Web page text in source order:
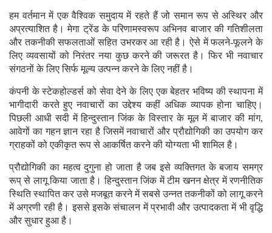
हम वर्तमान में एक वैश्विक समुदाय में रहते हैं जो समान रूप से अस्थिर और
अप्रत्याशित है। मेगा ट्रेंड के परिणामस्वरूप अभिनव बाजार की गतिशीलता
और तकनीकी सफलताओं सहित उभरकर आ रही है। ऐसे में फलने-फूलने के
लिए व्यवसायों को निरंतर नया कुछ करने की जरूरत है। फिर भी नवाचार
संगठनों के लिए सिर्फ मूल्य उत्पन्न करने के लिए नहीं है।
कंपनी के स्टेकहोल्डर्स को सेवा देने के लिए एक बेहतर भविष्य की स्थापना में
भागीदारी करते हुए नवाचारों का उद्देश्य कहीं अधिक व्यापक होना चाहिए।
पिछली आधी सदी में हिन्दुस्तान जिंक के विस्तार के मूल में बाजार की मांग,
आवेगों का गहन ज्ञान रहा है जिसमें नवाचारों और प्रौद्योगिकी का उपयोग कर
ग्राहकों को एकीकृत रूप से आकर्षित करने की योग्यता भी शामिल है।
प्रौद्योगिकी का महत्व दुगुना हो जाता है जब इसे व्यक्तिगत के बजाय समग्र
रूप् से लागू किया जाता है। हिन्दुस्तान जिंक में टीम खनन क्षेत्र में रणनीतिक
स्थिति स्थापित कर उसे मजबूत करने में सबसे उन्नत तकनीकों को लागू करने
में अग्रणी रही है। इससे इसके संचालन में प्रभावी और उत्पादकता में भी वृद्धि
और सुधार हुआ है।